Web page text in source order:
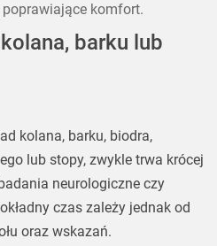
poprawiające komfort.
barku lub
kolana, barku, biodra,
lub stopy, zwykle trwa krócej
neurologiczne czy
czas zależy jednak od
oraz wskazań.